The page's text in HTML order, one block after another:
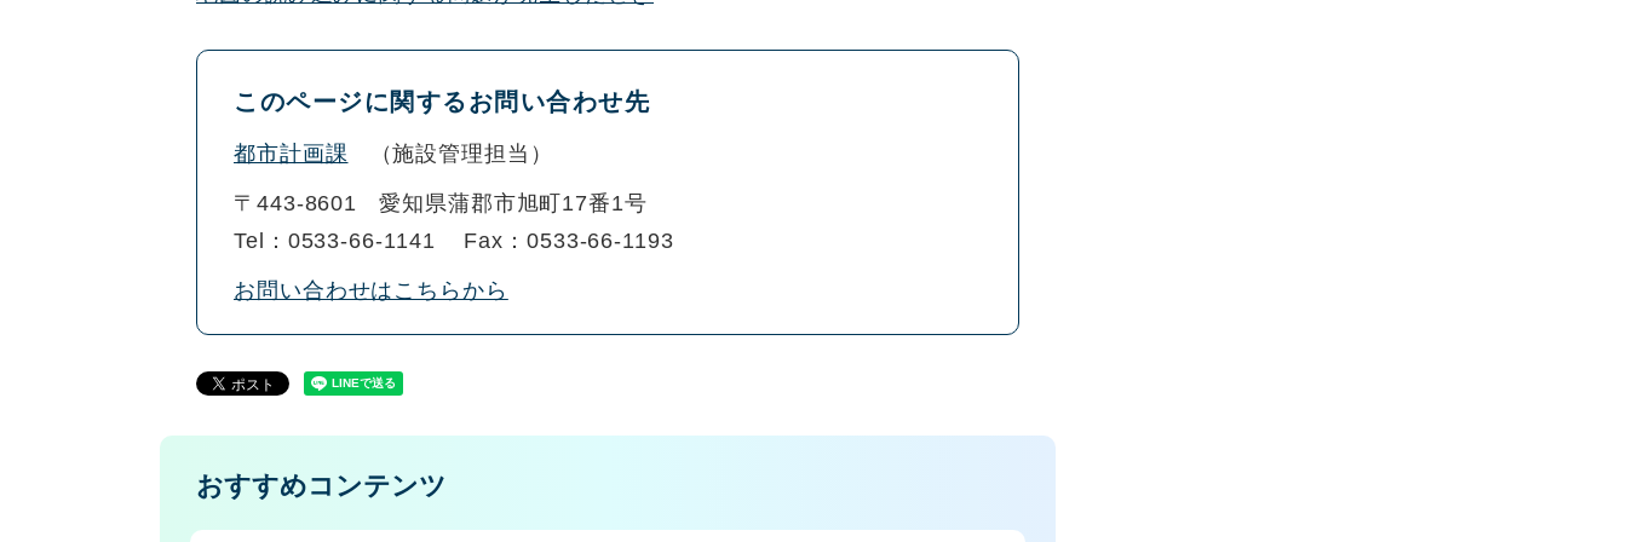
このページに関するお問い合わせ先
都市計画課 施設管理担当
〒443-8601
愛知県蒲郡市旭町17番1号
Tel：0533-66-1141
Fax：0533-66-1193
お問い合わせはこちらから
おすすめコンテンツ